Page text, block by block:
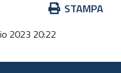
STAMPA
2023 20:22